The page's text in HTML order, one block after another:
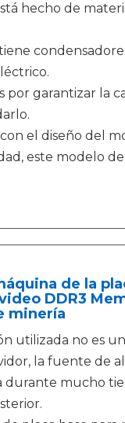
hecho de
por garantizar la
el diseño del
este modelo de
de la
DDR3
minería
utilizada no es
la fuente de
durante mucho